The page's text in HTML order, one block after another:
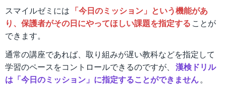
スマイルゼミには 「今日のミッション」という機能があ
り、保護者がその日にやってほしい課題を指定する ことが
できます。
通常の講座であれば、取り組みが遅い教科などを指定して
学習のペースをコントロールできるのですが、 漢検ドリル
は「今日のミッション」に指定することができません。